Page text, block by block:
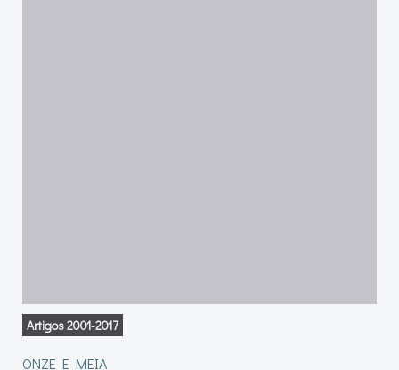
Artigos 2001-2017
ONZE E MEIA